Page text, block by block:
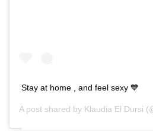
Stay at home , and feel sexy 💙
A post shared by Klaudia El Dursi